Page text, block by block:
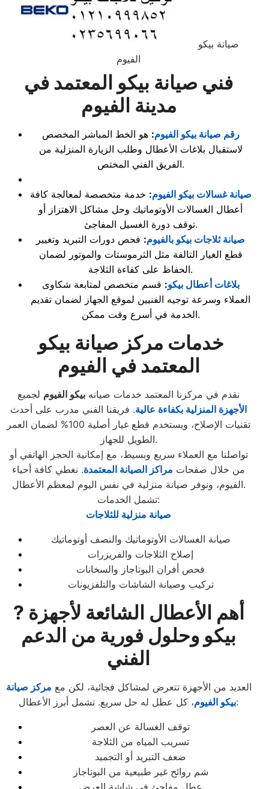
صيانة بيكو
الفيوم
فني صيانة بيكو المعتمد في
مدينة الفيوم
رقم صيانة بيكو الفيوم: هو الخط المباشر المخصص
لاستقبال بلاغات الأعطال وطلب الزيارة المنزلية من
الفريق الفني المختص.
صيانة غسالات بيكو الفيوم: خدمة متخصصة لمعالجة كافة
أعطال الغسالات الأوتوماتيك وحل مشاكل الاهتزاز أو
توقف دورة الغسيل المفاجئ.
صيانة ثلاجات بيكو بالفيوم: فحص دورات التبريد وتغيير
قطع الغيار التالفة مثل الثرموستات والموتور لضمان
الحفاظ على كفاءة الثلاجة.
بلاغات أعطال بيكو: قسم متخصص لمتابعة شكاوى
العملاء وسرعة توجيه الفنيين لموقع الجهاز لضمان تقديم
الخدمة في أسرع وقت ممكن.
المعتمد في الفيوم
نقدم في مركزنا المعتمد خدمات صيانه بيكو الفيوم لجميع
الأجهزة المنزلية بكفاءة عالية. فريقنا الفني مدرب على أحدث
تقنيات الإصلاح، ويستخدم قطع غيار أصلية 100% لضمان العمر
الطويل للجهاز.
تواصلنا مع العملاء سريع وبسيط، مع إمكانية الحجز الهاتفي أو
من خلال صفحات مراكز الصيانة المعتمدة. نغطي كافة أحياء
الفيوم، ونوفر صيانة منزلية في نفس اليوم لمعظم الأعطال.
تشمل الخدمات:
صيانة منزلية للثلاجات
صيانة الغسالات الأوتوماتيك والنصف أوتوماتيك
إصلاح الثلاجات والفريزرات
فحص أفران البوتاجاز والسخانات
تركيب وصيانة الشاشات والتلفزيونات
? أهم الأعطال الشائعة لأجهزة
بيكو وحلول فورية من الدعم
الفني
العديد من الأجهزة تتعرض لمشاكل فجائية، لكن مع مركز صيانة
بيكو الفيوم، كل عطل له حل سريع. تشمل أبرز الأعطال:
توقف الغسالة عن العصر
تسريب المياه من الثلاجة
ضعف التبريد أو التجميد
شم روائح غير طبيعية من البوتاجاز
عطل مفاجئ في شاشة العرض